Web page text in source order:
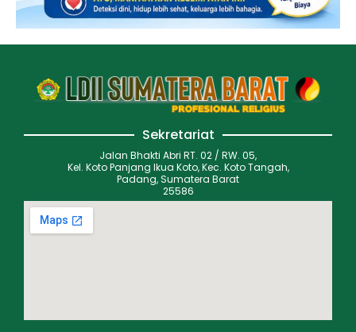
Sekretariat
Jalan Bhakti Abri RT. 02 / RW. 05,
Kel. Koto Panjang Ikua Koto, Kec. Koto Tangah,
Padang, Sumatera Barat
25586